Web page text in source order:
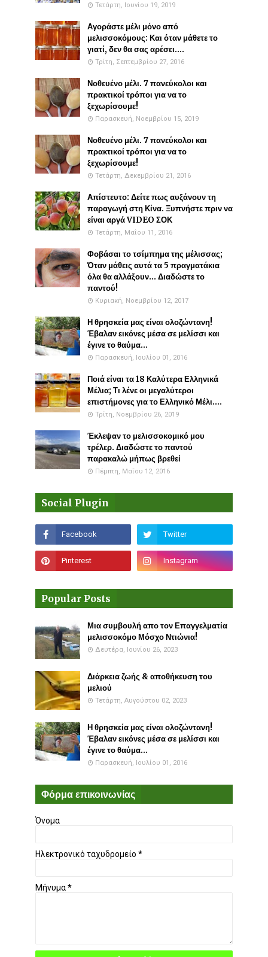
Τετάρτη, Ιουνίου 19, 2019
Αγοράστε μέλι μόνο από
μελισσοκόμους: Και όταν μάθετε το
γιατί, δεν θα σας αρέσει....
Τρίτη, Σεπτεμβρίου 27, 2016
Νοθευένο μέλι. 7 πανεύκολοι και
πρακτικοί τρόποι για να το
ξεχωρίσουμε!
Παρασκευή, Νοεμβρίου 15, 2019
Νοθευένο μέλι. 7 πανεύκολοι και
πρακτικοί τρόποι για να το
ξεχωρίσουμε!
Τετάρτη, Δεκεμβρίου 21, 2016
Απίστευτο: Δείτε πως αυξάνουν τη
παραγωγή στη Κίνα. Ξυπνήστε πριν να
είναι αργά VIDEO ΣΟΚ
Τετάρτη, Μαΐου 11, 2016
Φοβάσαι το τσίμπημα της μέλισσας;
Όταν μάθεις αυτά τα 5 πραγματάκια
όλα θα αλλάξουν... Διαδώστε το
παντού!
Κυριακή, Νοεμβρίου 12, 2017
Η θρησκεία μας είναι ολοζώντανη!
Έβαλαν εικόνες μέσα σε μελίσσι και
έγινε το θαύμα...
Παρασκευή, Ιουλίου 01, 2016
Ποιά είναι τα 18 Καλύτερα Ελληνικά
Μέλια; Τι λένε οι μεγαλύτεροι
επιστήμονες για το Ελληνικό Μέλι....
Τρίτη, Νοεμβρίου 26, 2019
Έκλεψαν το μελισσοκομικό μου
τρέλερ. Διαδώστε το παντού
παρακαλώ μήπως βρεθεί
Πέμπτη, Μαΐου 12, 2016
Social Plugin
Popular Posts
Μια συμβουλή απο τον Επαγγελματία
μελισσοκόμο Μόσχο Ντιώνια!
Δευτέρα, Ιουνίου 26, 2023
Διάρκεια ζωής & αποθήκευση του
μελιού
Τετάρτη, Αυγούστου 02, 2023
Η θρησκεία μας είναι ολοζώντανη!
Έβαλαν εικόνες μέσα σε μελίσσι και
έγινε το θαύμα...
Παρασκευή, Ιουλίου 01, 2016
Φόρμα επικοινωνίας
Όνομα
Ηλεκτρονικό ταχυδρομείο *
Μήνυμα*